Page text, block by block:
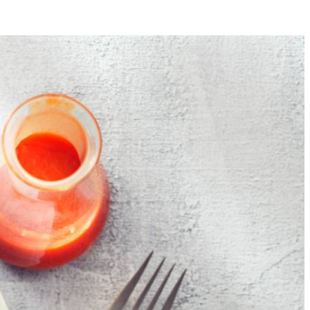
ze. Snijd de avocado’s overlangs doormidden. Verwijder de pit,
Besprenkel met de sriracha sauce.
er heet water op.